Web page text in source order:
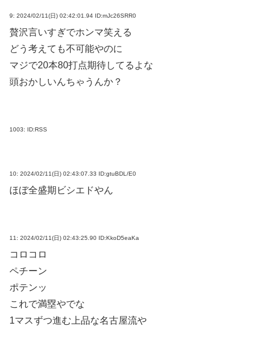
9: 2024/02/11(日) 02:42:01.94 ID:mJc26SRR0
贅沢言いすぎでホンマ笑える
どう考えても不可能やのに
マジで20本80打点期待してるよな
頭おかしいんちゃうんか？
1003: ID:RSS
10: 2024/02/11(日) 02:43:07.33 ID:gtuBDL/E0
ほぼ全盛期ビシエドやん
11: 2024/02/11(日) 02:43:25.90 ID:KkoD5eaKa
コロコロ
ペチーン
ポテンッ
これで満塁やでな
1マスずつ進む上品な名古屋流や